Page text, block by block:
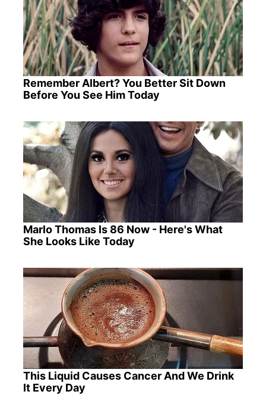
Remember Albert? You Better Sit Down
Before You See Him Today
Marlo Thomas Is 86 Now - Here's What
She Looks Like Today
This Liquid Causes Cancer And We Drink
It Every Day